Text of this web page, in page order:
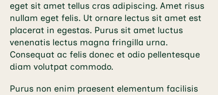
eget sit amet tellus cras adipiscing. Amet risus
nullam eget felis. Ut ornare lectus sit amet est
placerat in egestas. Purus sit amet luctus
venenatis lectus magna fringilla urna.
Consequat ac felis donec et odio pellentesque
diam volutpat commodo.
Purus non enim praesent elementum facilisis